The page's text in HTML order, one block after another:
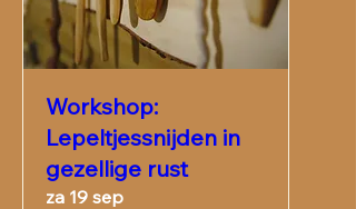
Workshop:
Lepeltjessnijden in
gezellige rust
za 19 sep